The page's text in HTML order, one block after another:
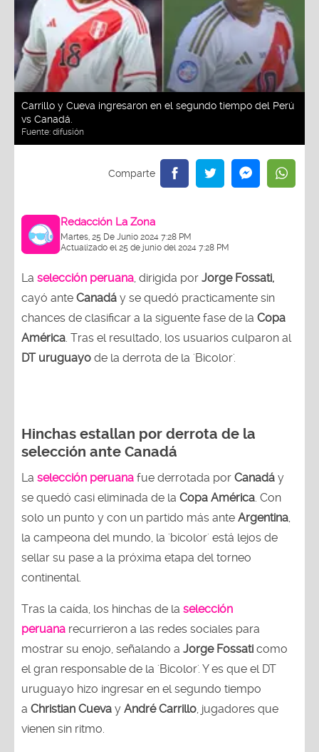
Carrillo y Cueva ingresaron en el segundo tiempo del Perú
vs Canadá.
Fuente: difusión
Redacción La Zona
Martes, 25 De Junio 2024 7:28 PM
Actualizado el 25 de junio del 2024 7:28 PM
La selección peruana , dirigida por Jorge Fossati,
cayó ante Canadá y se quedó practicamente sin
chances de clasificar a la siguente fase de la Copa
América . Tras el resultado, los usuarios culparon al
DT uruguayo de la derrota de la 'Bicolor'.
Hinchas estallan por derrota de la
selección ante Canadá
La selección peruana fue derrotada por Canadá y
se quedó casi eliminada de la Copa América . Con
solo un punto y con un partido más ante Argentina
la campeona del mundo, la 'bicolor' está lejos de
sellar su pase a la próxima etapa del torneo
continental.
Tras la caída, los hinchas de la selección
peruana recurrieron a las redes sociales para
mostrar su enojo, señalando a Jorge Fossati como
el gran responsable de la 'Bicolor'. Y es que el DT
uruguayo hizo ingresar en el segundo tiempo
a Christian Cueva y André Carrillo , jugadores que
vienen sin ritmo.